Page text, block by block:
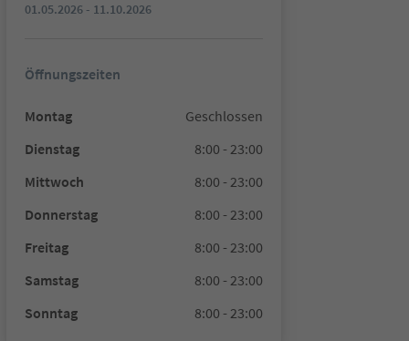
01.05.2026 - 11.10.2026
Öffnungszeiten
Montag
Geschlossen
Dienstag
8:00 - 23:00
Mittwoch
8:00 - 23:00
Donnerstag
8:00 - 23:00
Freitag
8:00 - 23:00
Samstag
8:00 - 23:00
Sonntag
8:00 - 23:00